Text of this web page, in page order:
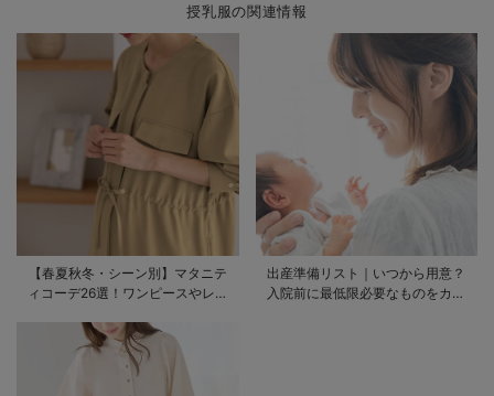
授乳服の関連情報
【春夏秋冬・シーン別】マタニテ
ィコーデ26選！ワンピースやレギ
出産準備リスト｜いつから用意？
入院前に最低限必要なものをカテ